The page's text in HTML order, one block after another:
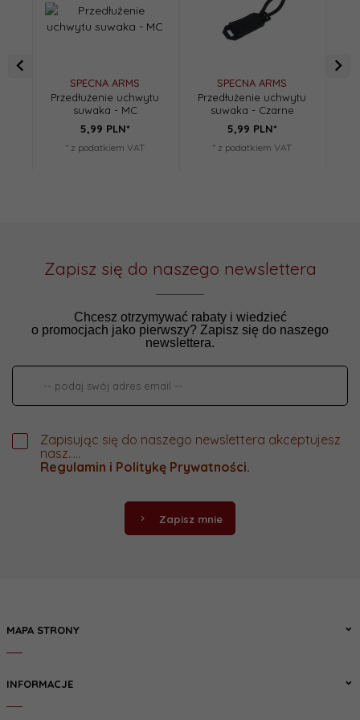
SPECNA ARMS
Przedłużenie uchwytu
suwaka - MC
5,99 PLN*
* z podatkiem VAT
SPECNA ARMS
Przedłużenie uchwytu
suwaka - Czarne
5,99 PLN*
* z podatkiem VAT
Zapisz się do naszego newslettera
Chcesz otrzymywać rabaty i wiedzieć
o promocjach jako pierwszy? Zapisz się do naszego
newslettera.
Zapisując się do naszego newslettera akceptujesz
nasz.....
Regulamin i Politykę Prywatności.
Zapisz mnie
MAPA STRONY
INFORMACJE